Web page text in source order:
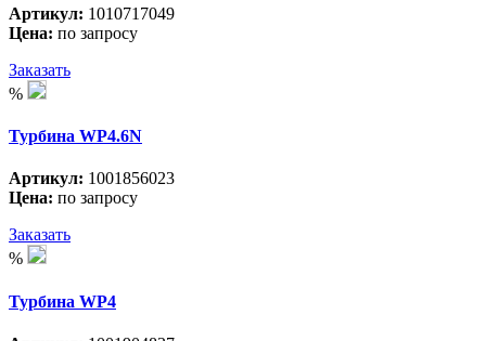
Артикул: 1010717049
Цена: по запросу
Заказать
%
Турбина WP4.6N
Артикул: 1001856023
Цена: по запросу
Заказать
%
Турбина WP4